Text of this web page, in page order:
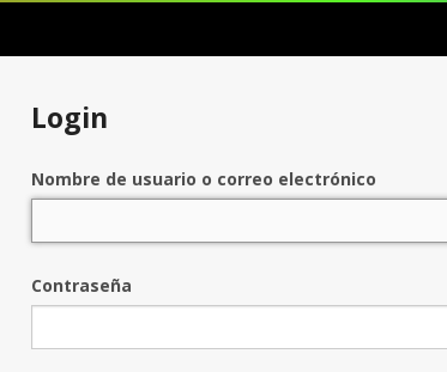
Login
Nombre de usuario o correo electrónico
Contraseña